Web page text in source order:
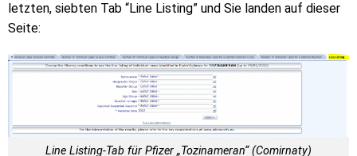
letzten, siebten Tab “Line Listing” und Sie landen auf dieser
Seite:
Line Listing-Tab für Pfizer „Tozinameran“ (Comirnaty)